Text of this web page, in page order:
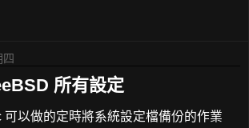
所有設定
可以做的定時將系統設定檔備份的作業